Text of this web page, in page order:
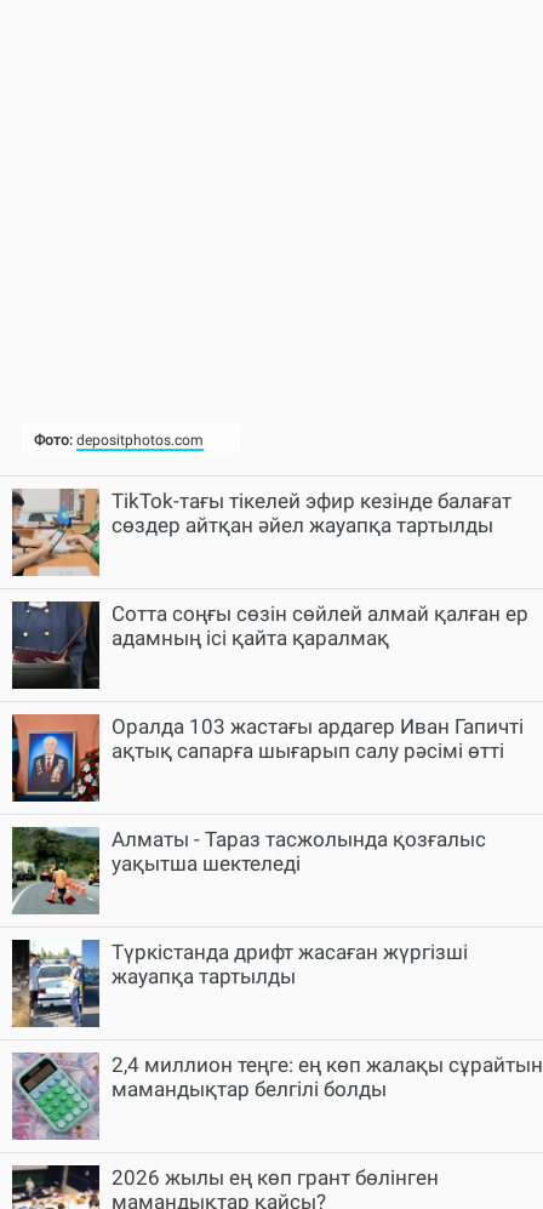
TikTok-тағы тікелей эфир кезінде балағат
сөздер айтқан әйел жауапқа тартылды
Cотта соңғы сөзін сөйлей алмай қалған ер
адамның ісі қайта қаралмақ
Оралда 103 жастағы ардагер Иван Гапичті
ақтық сапарға шығарып салу рәсімі өтті
Алматы - Тараз тасжолында қозғалыс
уақытша шектеледі
Түркістанда дрифт жасаған жүргізші
жауапқа тартылды
2,4 миллион теңге: ең көп жалақы сұрайтын
мамандықтар белгілі болды
2026 жылы ең көп грант бөлінген
мамандықтар қайсы?